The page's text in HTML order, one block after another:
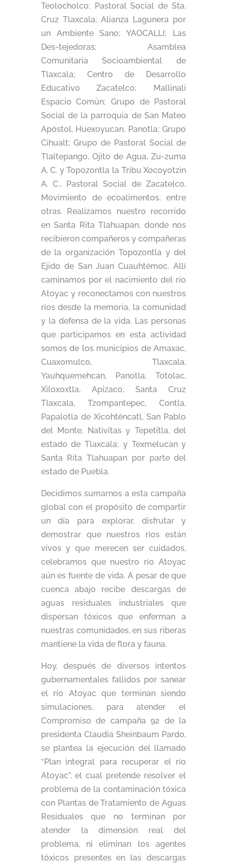
Teolocholco; Pastoral Social de Sta.
Cruz Tlaxcala; Alianza Lagunera por
un Ambiente Sano; YAOCALLI; Las
Des-tejedoras; Asamblea
Comunitaria Socioambiental de
Tlaxcala; Centro de Desarrollo
Educativo Zacatelco; Mallinali
Espacio Común; Grupo de Pastoral
Social de la parroquia de San Mateo
Apóstol, Huexoyucan, Panotla; Grupo
Cihualt; Grupo de Pastoral Social de
Tlaltepango, Ojito de Agua, Zu-zuma
A. C. y Topozontla la Tribu Xocoyotzin
A. C., Pastoral Social de Zacatelco,
Movimiento de ecoalimentos, entre
otras. Realizamos nuestro recorrido
enSanta Rita Tlahuapan, donde nos
recibieron compañeros y compañeras
de la organización Topozontla y del
Ejido de San Juan Cuauhtémoc.Allí
caminamos por el nacimiento del río
Atoyac y reconectamos con nuestros
ríos desde la memoria, la comunidad
y la defensa de la vida. Las personas
que participamos en esta actividad
somos de los municipios de Amaxac,
Cuaxomulco, Tlaxcala,
Yauhquemehcan, Panotla, Totolac,
Xiloxoxtla, Apizaco, Santa Cruz
Tlaxcala, Tzompantepec, Contla,
Papalotla de Xicohténcatl, San Pablo
del Monte, Nativitas y Tepetitla, del
estado de Tlaxcala; y Texmelucan y
Santa Rita Tlahuapan por parte del
estado de Puebla.
Decidimos sumarnos a esta campaña
global con el propósito de compartir
un día para explorar, disfrutar y
demostrar que nuestros ríos están
vivos y que merecen ser cuidados,
celebramos que nuestro río Atoyac
aún es fuente de vida. A pesar de que
cuenca abajo recibe descargas de
aguas residuales industriales que
dispersan tóxicos que enferman a
nuestras comunidades, en sus riberas
mantiene la vida de flora y fauna.
Hoy, después de diversos intentos
gubernamentales fallidos por sanear
el río Atoyac que terminan siendo
simulaciones, para atender el
Compromiso de campaña 92 de la
presidenta Claudia Sheinbaum Pardo,
se plantea la ejecución del llamado
“Plan integral para recuperar el río
Atoyac”, el cual pretende resolver el
problema de la contaminación tóxica
con Plantas de Tratamiento de Aguas
Residuales que no terminan por
atender la dimensión real del
problema, ni eliminan los agentes
tóxicos presentes en las descargas